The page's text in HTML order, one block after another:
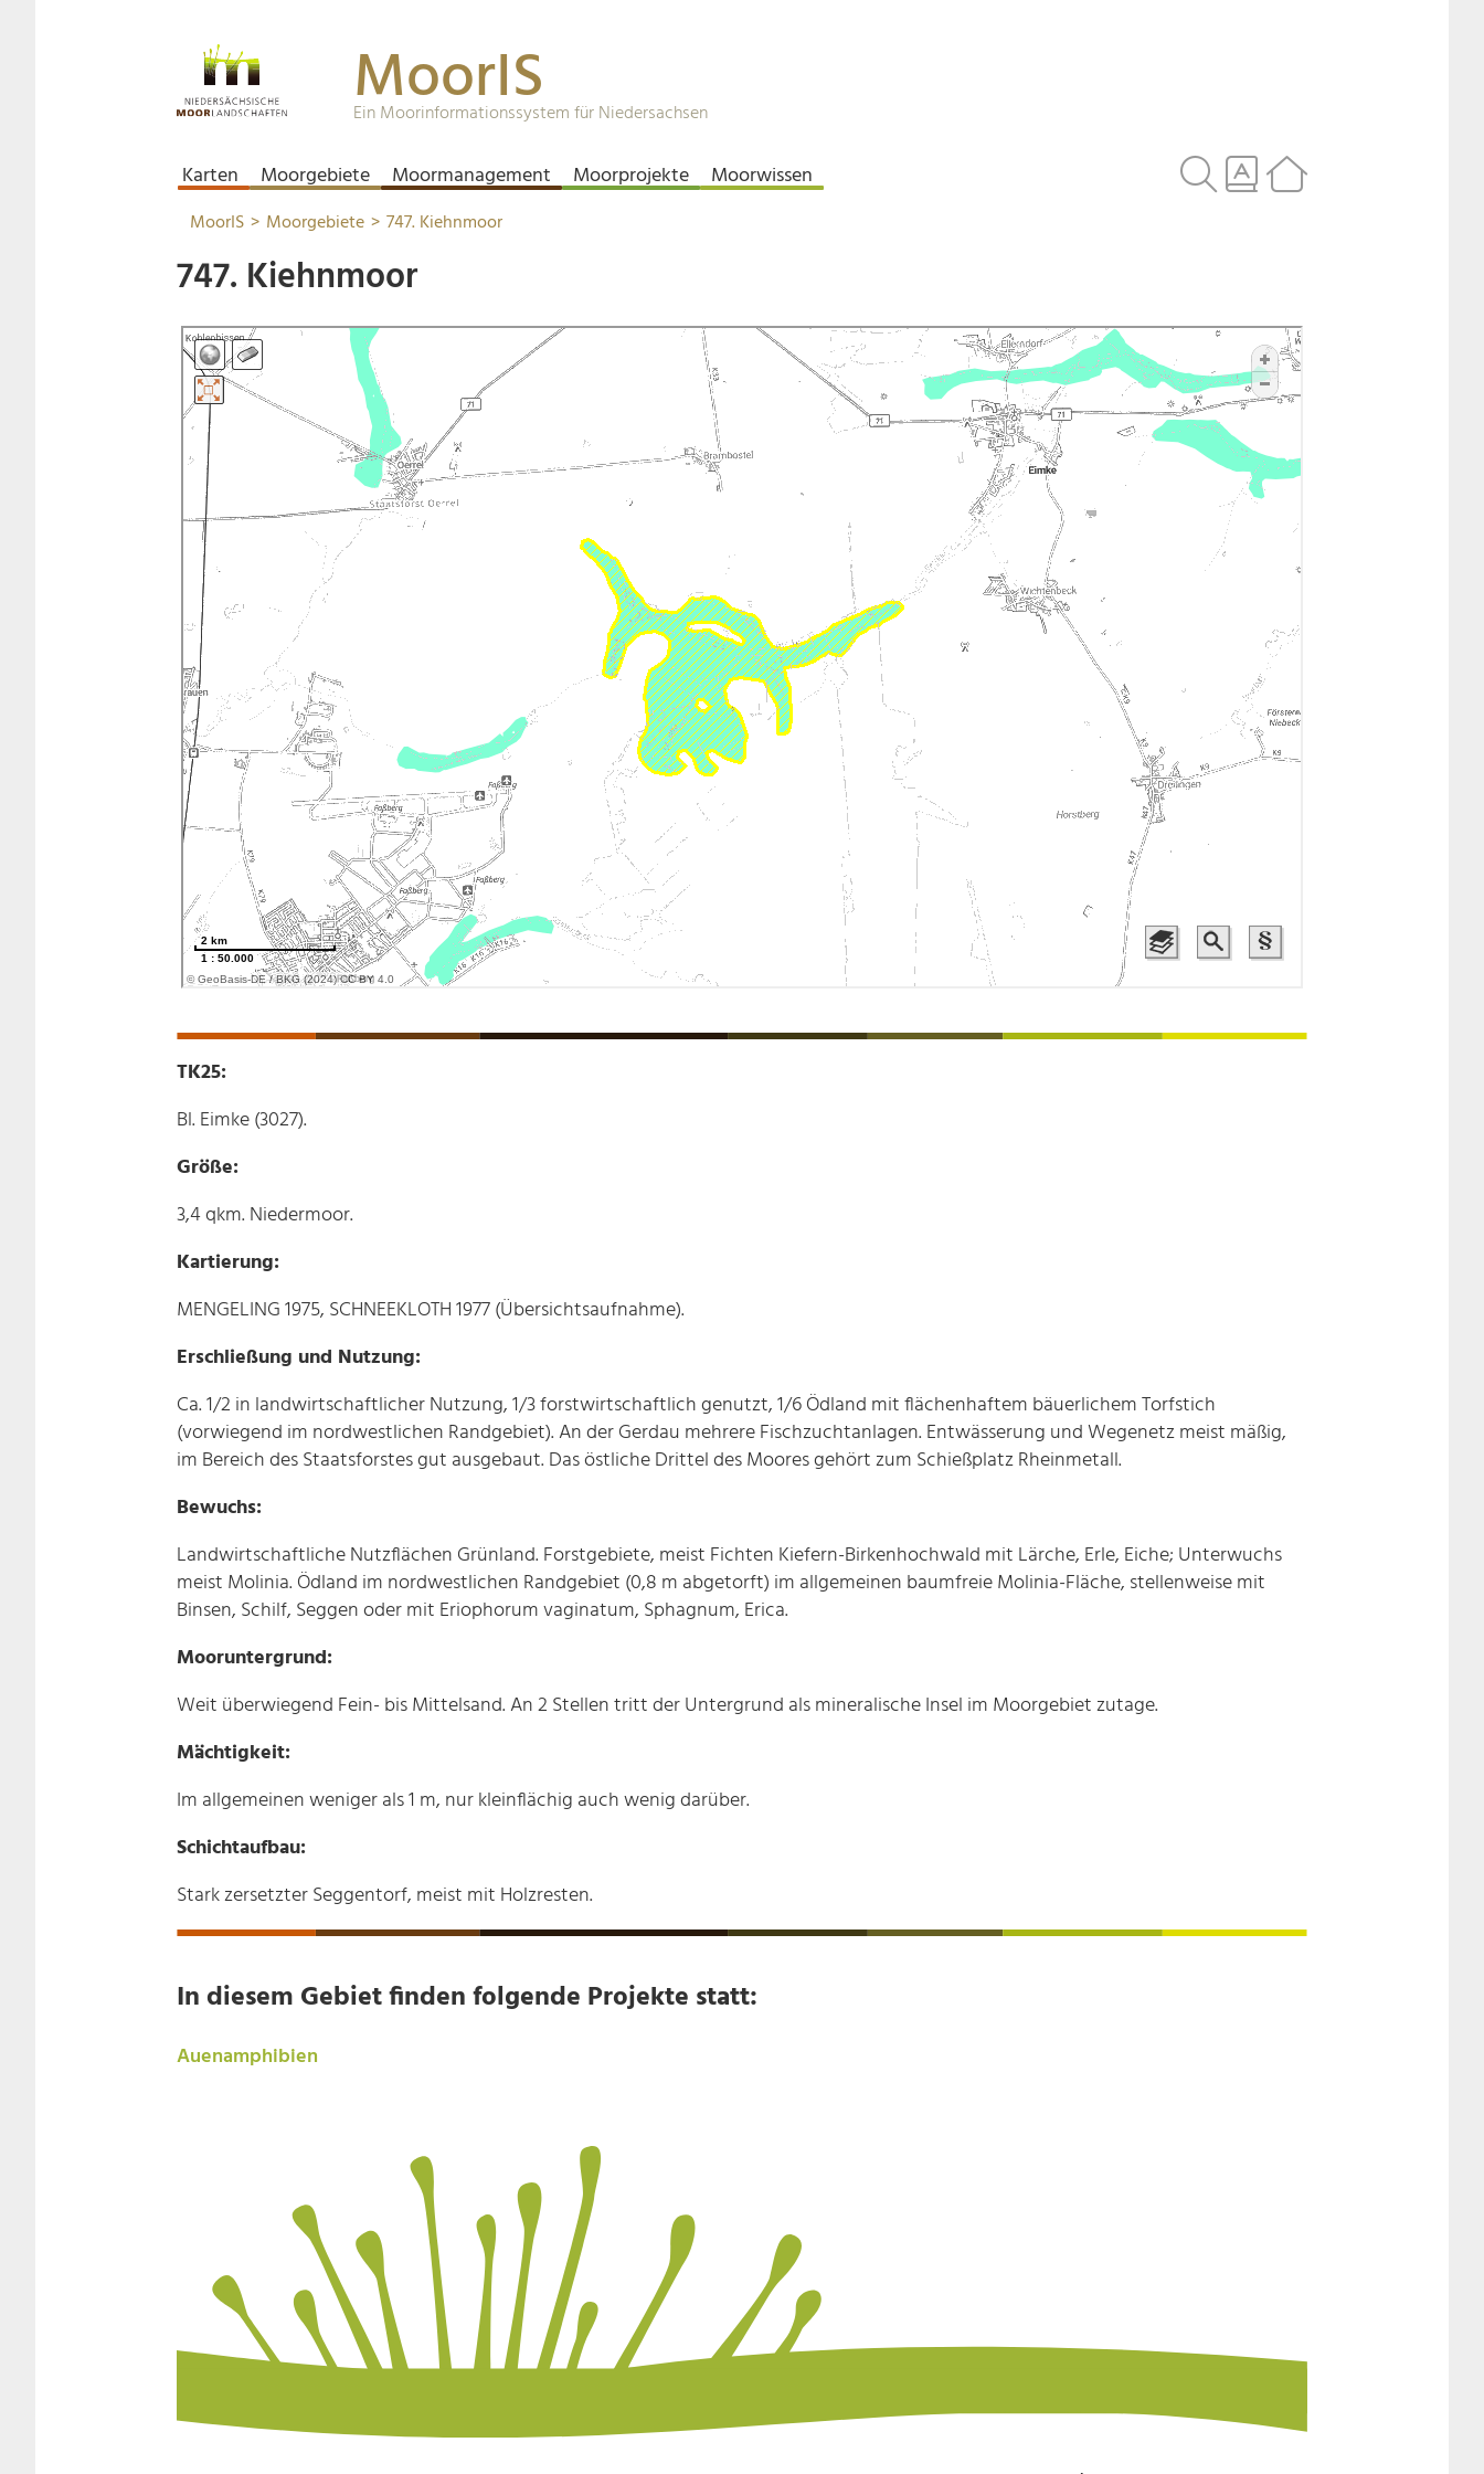
MoorIS
Ein Moorinformationssystem für Niedersachsen
Karten Moorgebiete Moormanagement Moorprojekte Moorwissen
MoorIS Moorgebiete 747. Kiehnmoor
747. Kiehnmoor
TK25:
Bl. Eimke (3027).
Größe:
3,4 qkm. Niedermoor.
Kartierung:
MENGELING 1975, SCHNEEKLOTH 1977 (Übersichtsaufnahme).
Erschließung und Nutzung:
Ca. 1/2 in landwirtschaftlicher Nutzung, 1/3 forstwirtschaftlich genutzt, 1/6 Ödland mit flächenhaftem bäuerlichem Torfstich
(vorwiegend im nordwestlichen Randgebiet). An der Gerdau mehrere Fischzuchtanlagen. Entwässerung und Wegenetz meist mäßig,
im Bereich des Staatsforstes gut ausgebaut. Das östliche Drittel des Moores gehört zum Schießplatz Rheinmetall.
Bewuchs:
Landwirtschaftliche Nutzflächen Grünland. Forstgebiete, meist Fichten­ Kiefern-Birkenhochwald mit Lärche, Erle, Eiche; Unterwuchs
meist Molinia. Ödland im nordwestlichen Randgebiet (0,8 m abgetorft) im allgemeinen baumfreie Molinia-Fläche, stellenweise mit
Binsen, Schilf, Seggen oder mit Eriophorum vaginatum, Sphagnum, Erica.
Mooruntergrund:
Weit überwiegend Fein- bis Mittelsand. An 2 Stellen tritt der Untergrund als mineralische Insel im Moorgebiet zutage.
Mächtigkeit:
Im allgemeinen weniger als 1 m, nur kleinflächig auch wenig darüber.
Schichtaufbau:
Stark zersetzter Seggentorf, meist mit Holzresten.
In diesem Gebiet finden folgende Projekte statt:
Auenamphibien